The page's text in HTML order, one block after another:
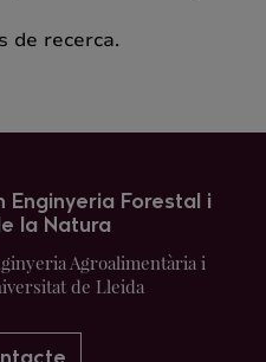
de recerca.
Enginyeria Forestal i
la Natura
Agroalimentària i
de Lleida